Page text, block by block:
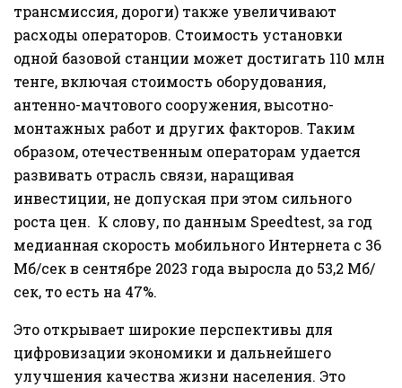
трансмиссия, дороги) также увеличивают
расходы операторов. Стоимость установки
одной базовой станции может достигать 110 млн
тенге, включая стоимость оборудования,
антенно-мачтового сооружения, высотно-
монтажных работ и других факторов. Таким
образом, отечественным операторам удается
развивать отрасль связи, наращивая
инвестиции, не допуская при этом сильного
роста цен. К слову, по данным Speedtest, за год
медианная скорость мобильного Интернета с 36
Мб/сек в сентябре 2023 года выросла до 53,2 Мб/
сек, то есть на 47%.
Это открывает широкие перспективы для
цифровизации экономики и дальнейшего
улучшения качества жизни населения. Это